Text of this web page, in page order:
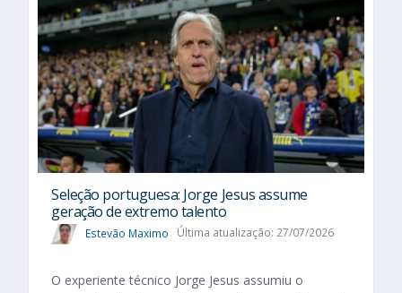
Seleção portuguesa: Jorge Jesus assume
geração de extremo talento
Estevão Maximo Última atualização: 27/07/2026
O experiente técnico Jorge Jesus assumiu o